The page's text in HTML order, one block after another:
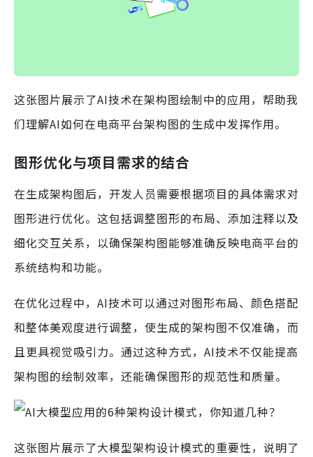
这张图片展示了AI技术在架构图绘制中的应用，帮助我
们理解AI如何在电商平台架构图的生成中发挥作用。
图形优化与项目需求的结合
在生成架构图后，开发人员需要根据项目的具体需求对
图形进行优化。这包括调整图形的布局、添加注释以及
细化交互关系，以确保架构图能够准确反映电商平台的
系统结构和功能。
在优化过程中，AI技术可以通过对图形布局、颜色搭配
和整体美观度进行调整，使生成的架构图不仅准确，而
且更具视觉吸引力。通过这种方式，AI技术不仅能提高
架构图的绘制效率，还能确保图形的规范性和质量。
这张图片展示了大模型架构设计模式的重要性，说明了